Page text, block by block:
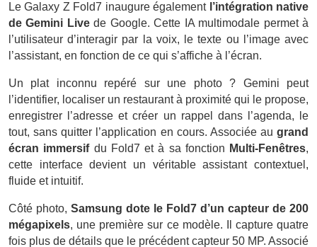
Le Galaxy Z Fold7 inaugure également l’intégration native
de Gemini Livede Google. Cette IA multimodale permet à
l’utilisateur d’interagir par la voix, le texte ou l’image avec
l’assistant, en fonction de ce qui s’affiche à l’écran.
Un plat inconnu repéré sur une photo ? Gemini peut
l’identifier, localiser un restaurant à proximité qui le propose,
enregistrer l’adresse et créer un rappel dans l’agenda, le
tout, sans quitter l’application en cours. Associée au grand
écran immersifdu Fold7 et à sa fonction Multi-Fenêtres,
cette interface devient un véritable assistant contextuel,
fluide et intuitif.
Côté photo, Samsung dote le Fold7 d’un capteur de 200
mégapixels, une première sur ce modèle. Il capture quatre
fois plus de détails que le précédent capteur 50 MP. Associé